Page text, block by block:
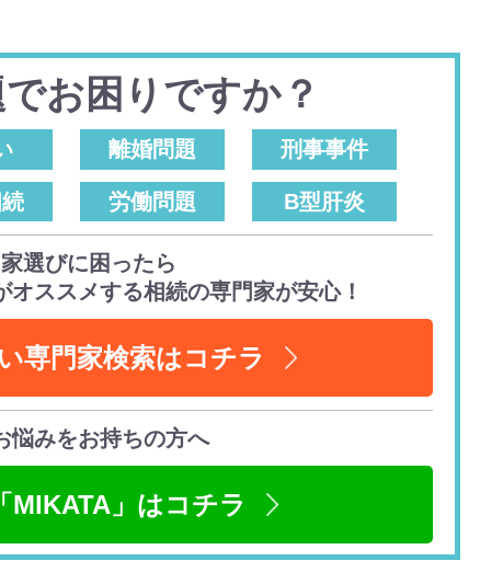
お困りですか？
離婚問題 刑事事件
労働問題 B型肝炎
選びに困ったら
ススメする相続の専門家が安心！
専門家検索はコチラ
悩みをお持ちの方へ
MIKATA」はコチラ